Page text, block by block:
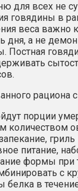
для всех не
говядины в
веса важно
дня, а не
Постная
порции
количеством
гриль
питание,
формы при
с
белка в